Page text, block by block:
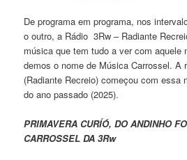
De programa em programa, nos
o outro, a Rádio 3Rw – Radiante
música que tem tudo a ver com aquele
demos o nome de Música Carrossel. A
(Radiante Recreio) começou com essa
do ano passado (2025).
PRIMAVERA CURÍÓ, DO ANDINHO
CARROSSEL DA 3Rw